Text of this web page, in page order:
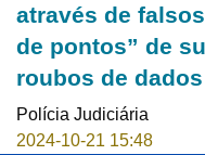
através de
de pontos” de
roubos de
Polícia Judiciária
2024-10-21 15:48